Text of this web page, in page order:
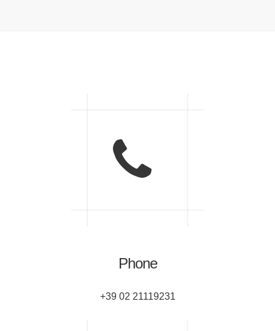
Phone
+39 02 21119231